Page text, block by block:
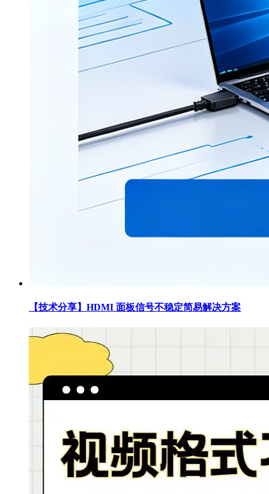
【技术分享】HDMI 面板信号不稳定简易解决方案